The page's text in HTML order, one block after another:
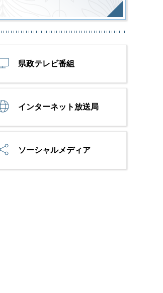
県政テレビ番組
インターネット放送局
ソーシャルメディア